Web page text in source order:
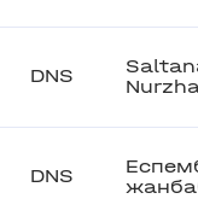
DNS
DNS